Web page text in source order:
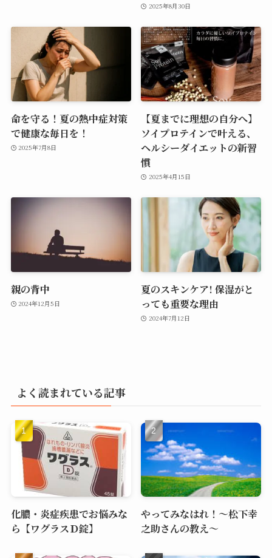
2025年8月30日
命を守る！夏の熱中症対策
で健康な毎日を！
2025年7月8日
【夏までに理想の自分へ】
ソイプロテインで叶える、
ヘルシーダイエットの新習
慣
2025年4月15日
親の背中
2024年12月5日
夏のスキンケア! 保湿がと
っても重要な理由
2024年7月12日
よく読まれている記事
化膿・炎症疾患でお悩みな
ら【ワグラスＤ錠】
やってみなはれ！～松下幸
之助さんの教え～